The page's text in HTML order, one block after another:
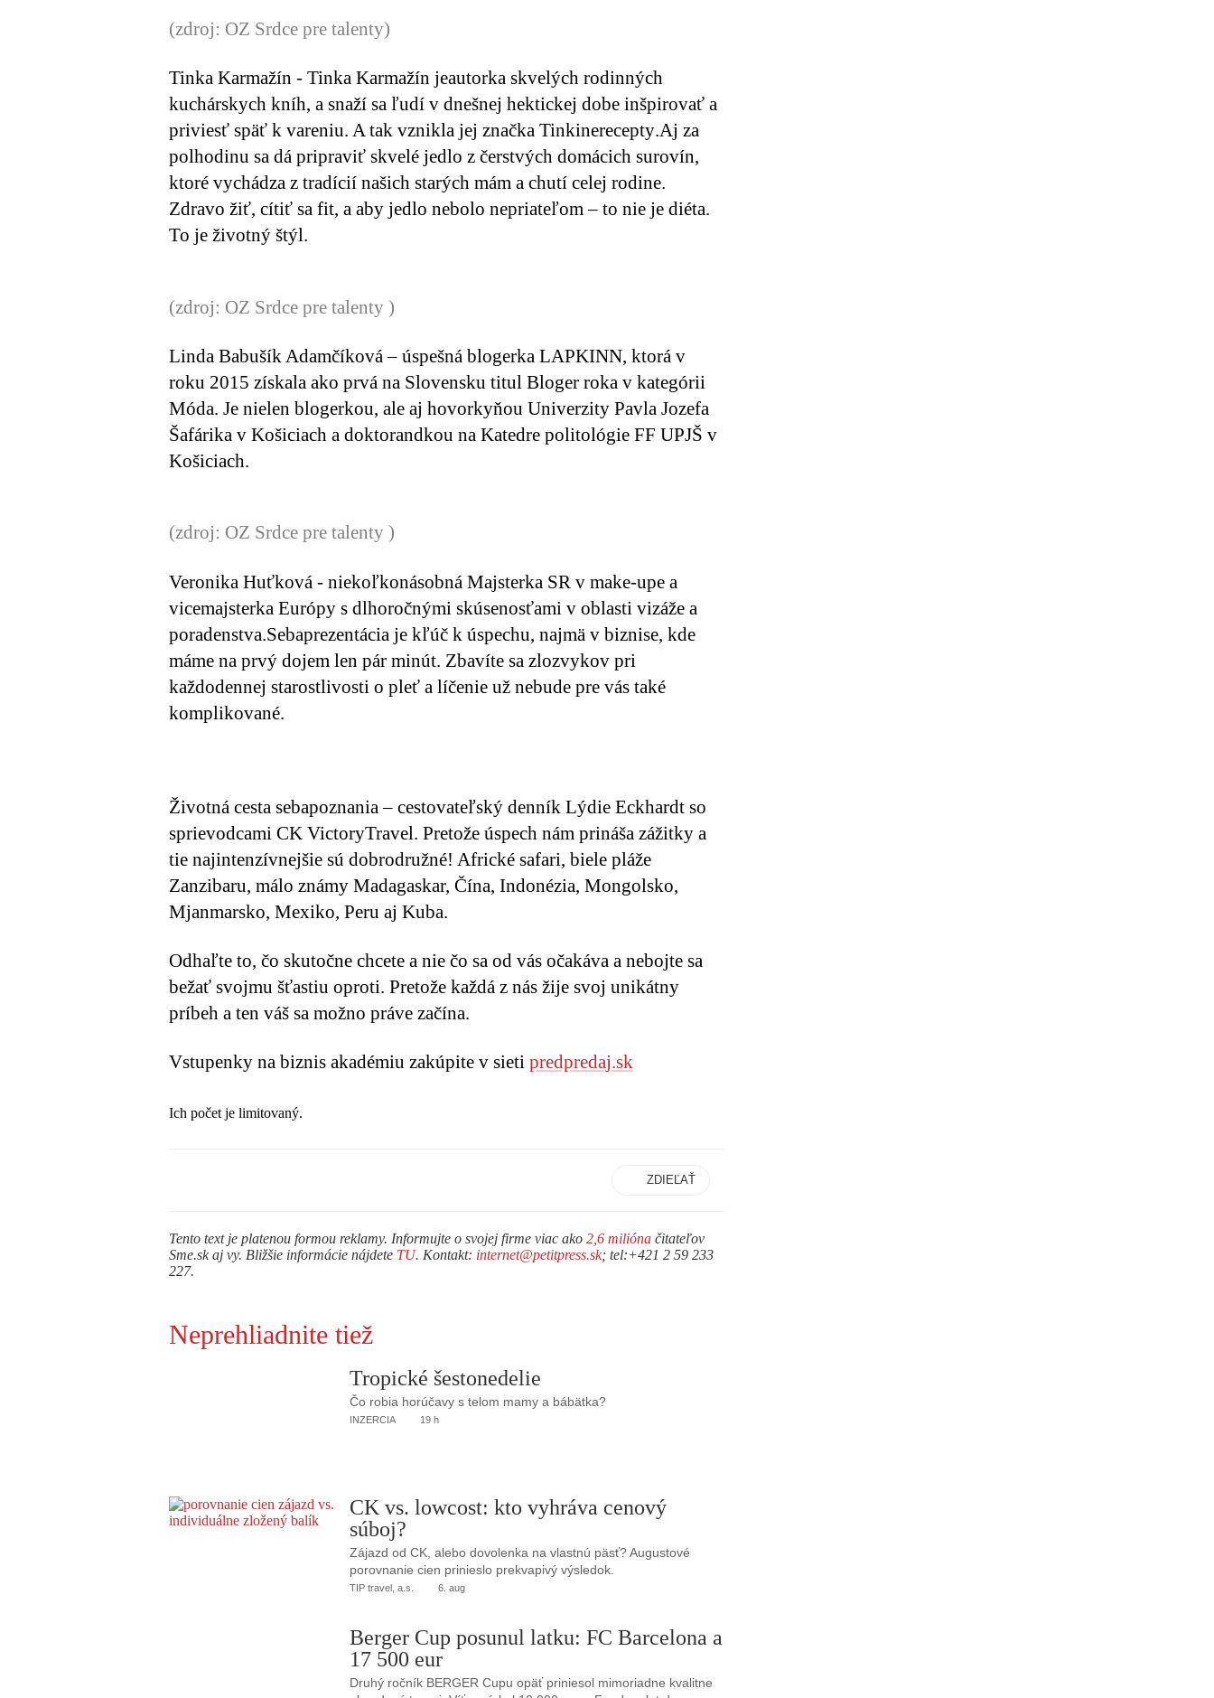
(zdroj: OZ Srdce pre talenty)
Tinka Karmažín - Tinka Karmažín jeautorka skvelých rodinných
kuchárskych kníh, a snaží sa ľudí v dnešnej hektickej dobe inšpirovať a
priviesť späť k vareniu. A tak vznikla jej značka Tinkinerecepty.Aj za
polhodinu sa dá pripraviť skvelé jedlo z čerstvých domácich surovín,
ktoré vychádza z tradícií našich starých mám a chutí celej rodine.
Zdravo žiť, cítiť sa fit, a aby jedlo nebolo nepriateľom – to nie je diéta.
To je životný štýl.
(zdroj: OZ Srdce pre talenty )
Linda Babušík Adamčíková– úspešná blogerka LAPKINN, ktorá v
roku 2015 získala ako prvá na Slovensku titul Bloger roka v kategórii
Móda. Je nielen blogerkou, ale aj hovorkyňou Univerzity Pavla Jozefa
Šafárika v Košiciach a doktorandkou na Katedre politológie FF UPJŠ v
Košiciach.
(zdroj: OZ Srdce pre talenty )
Veronika Huťková - niekoľkonásobná Majsterka SR v make-upe a
vicemajsterka Európy s dlhoročnými skúsenosťami v oblasti vizáže a
poradenstva.Sebaprezentácia je kľúč k úspechu, najmä v biznise, kde
máme na prvý dojem len pár minút. Zbavíte sa zlozvykov pri
každodennej starostlivosti o pleť a líčenie už nebude pre vás také
komplikované.
Životná cesta sebapoznania – cestovateľský denník Lýdie Eckhardt so
sprievodcami CK VictoryTravel. Pretože úspech nám prináša zážitky a
tie najintenzívnejšie sú dobrodružné! Africké safari, biele pláže
Zanzibaru, málo známy Madagaskar, Čína, Indonézia, Mongolsko,
Mjanmarsko, Mexiko, Peru aj Kuba.
Odhaľte to, čo skutočne chcete a nie čo sa od vás očakáva a nebojte sa
bežať svojmu šťastiu oproti. Pretože každá z nás žije svoj unikátny
príbeh a ten váš sa možno práve začína.
Vstupenky na biznis akadémiu zakúpite v sieti predpredaj.sk
Ich počet je limitovaný.
ZDIEĽAŤ
Tento text je platenou formou reklamy. Informujte o svojej firme viac ako 2,6 milióna čitateľov
Sme.sk aj vy. Bližšie informácie nájdete TU. Kontakt: internet@petitpress.sk; tel:+421 2 59 233
227.
Neprehliadnite tiež
Tropické šestonedelie
Čo robia horúčavy s telom mamy a bábätka?
INZERCIA 19 h
CK vs. lowcost: kto vyhráva cenový
súboj?
Zájazd od CK, alebo dovolenka na vlastnú päsť? Augustové
porovnanie cien prinieslo prekvapivý výsledok.
TIP travel, a.s. 6. aug
Berger Cup posunul latku: FC Barcelona a
17 500 eur
Druhý ročník BERGER Cupu opäť priniesol mimoriadne kvalitne